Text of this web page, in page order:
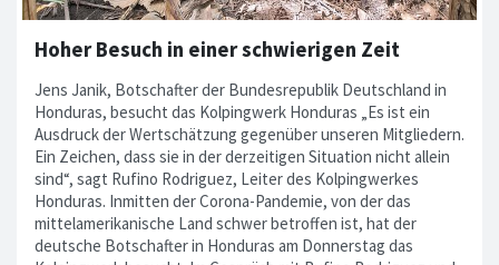
Hoher Besuch in einer schwierigen Zeit
Jens Janik, Botschafter der Bundesrepublik Deutschland in
Honduras, besucht das Kolpingwerk Honduras „Es ist ein
Ausdruck der Wertschätzung gegenüber unseren Mitgliedern.
Ein Zeichen, dass sie in der derzeitigen Situation nicht allein
sind“, sagt Rufino Rodriguez, Leiter des Kolpingwerkes
Honduras. Inmitten der Corona-Pandemie, von der das
mittelamerikanische Land schwer betroffen ist, hat der
deutsche Botschafter in Honduras am Donnerstag das